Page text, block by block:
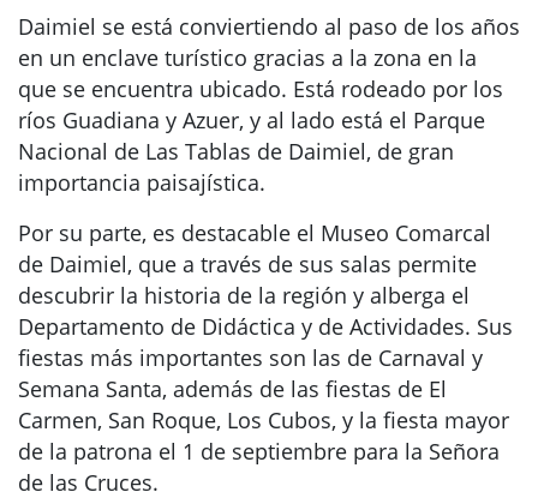
Daimiel se está conviertiendo al paso de los años
en un enclave turístico gracias a la zona en la
que se encuentra ubicado. Está rodeado por los
ríos Guadiana y Azuer, y al lado está el Parque
Nacional de Las Tablas de Daimiel, de gran
importancia paisajística.
Por su parte, es destacable el Museo Comarcal
de Daimiel, que a través de sus salas permite
descubrir la historia de la región y alberga el
Departamento de Didáctica y de Actividades. Sus
fiestas más importantes son las de Carnaval y
Semana Santa, además de las fiestas de El
Carmen, San Roque, Los Cubos, y la fiesta mayor
de la patrona el 1 de septiembre para la Señora
de las Cruces.